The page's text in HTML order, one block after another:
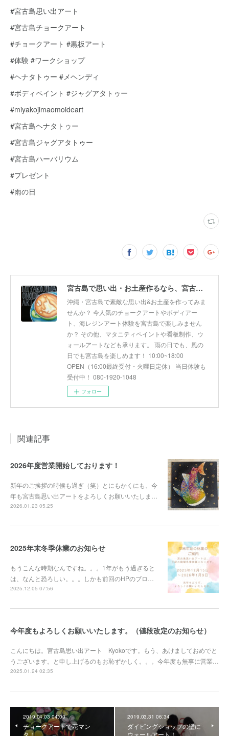
#宮古島思い出アート
#宮古島チョークアート
#チョークアート #黒板アート
#体験 #ワークショップ
#ヘナタトゥー #メヘンディ
#ボディペイント #ジャグアタトゥー
#miyakojimaomoideart
#宮古島ヘナタトゥー
#宮古島ジャグアタトゥー
#宮古島ハーバリウム
#プレゼント
#雨の日
宮古島で思い出・お土産作るなら、宮古島思い出アート。人気のボディアートやチョークアート、海レジンアート体験が楽しめます！
沖縄・宮古島で素敵な思い出&お土産を作ってみま
せんか？ 今人気のチョークアートやボディアー
ト、海レジンアート体験を宮古島で楽しみません
か？ その他、マタニティペイントや看板制作、ウ
ォールアートなども承ります。 雨の日でも、風の
日でも宮古島を楽しめます！ 10:00~18:00
OPEN（16:00最終受付・火曜日定休） 当日体験も
受付中！ 080-1920-1048
フォロー
関連記事
2026年度営業開始しております！
新年のご挨拶の時候も過ぎ（笑）とにもかくにも、今
年も宮古島思い出アートをよろしくお願いいたしま…
2026.01.23 05:25
2025年末冬季休業のお知らせ
もうこんな時期なんですね。。。1年がもう過ぎると
は、なんと恐ろしい。。。しかも前回のHPのブロ…
2025.12.05 07:56
今年度もよろしくお願いいたします。（値段改定のお知らせ）
こんにちは。宮古島思い出アート Kyokoです。もう、あけましておめでと
うございます。と申し上げるのもお恥ずかしく。。。今年度も無事に営業…
2025.01.24 02:35
2019.04.03 04:00
チョークアートで花マン
タ！
2019.03.31 06:34
ダイビングショップの壁に
ウォールアート！